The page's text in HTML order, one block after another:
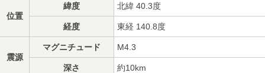
位置
緯度 北緯 40.3度
経度 東経 140.8度
震源
マグニチュード M4.3
深さ 約10km